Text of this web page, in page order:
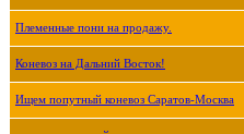
Племенные пони на продажу.
Коневоз на Дальний Восток!
Ищем попутный коневоз Саратов-Москва